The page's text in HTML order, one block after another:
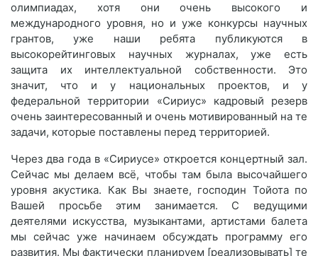
олимпиадах, хотя они очень высокого и
международного уровня, но и уже конкурсы научных
грантов, уже наши ребята публикуются в
высокорейтинговых научных журналах, уже есть
защита их интеллектуальной собственности. Это
значит, что и у национальных проектов, и у
федеральной территории «Сириус» кадровый резерв
очень заинтересованный и очень мотивированный на те
задачи, которые поставлены перед территорией.
Через два года в «Сириусе» откроется концертный зал.
Сейчас мы делаем всё, чтобы там была высочайшего
уровня акустика. Как Вы знаете, господин Тойота по
Вашей просьбе этим занимается. С ведущими
деятелями искусства, музыкантами, артистами балета
мы сейчас уже начинаем обсуждать программу его
развития. Мы фактически планируем [реализовывать] те